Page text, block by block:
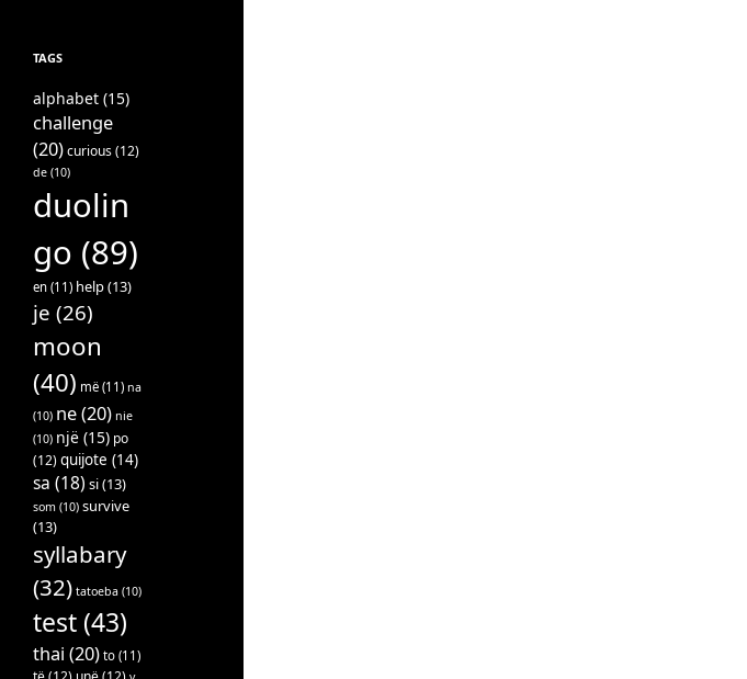
TAGS
alphabet (15)
challenge
(20)curious(12)
de (10)
duolin
go (89)
en (11) help(13)
je (26)
moon
(40) më (11) na
(10) ne(20) nie
(10) një (15) po
(12)quijote (14)
sa (18) si(13)
som (10) survive
(13)
syllabary
(32) tatoeba (10)
test (43)
thai (20) to (11)